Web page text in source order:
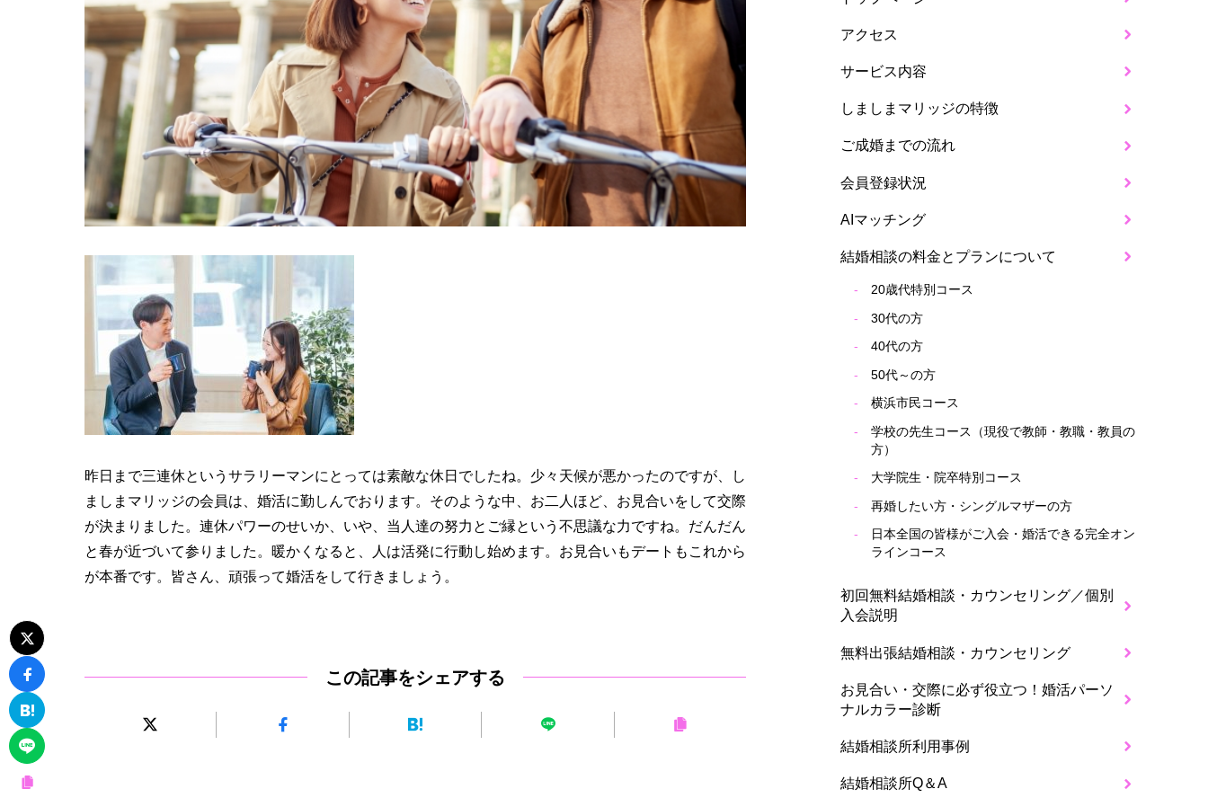
昨日まで三連休というサラリーマンにとっては素敵な休日でしたね。少々天候が悪かったのですが、し
ましまマリッジの会員は、婚活に勤しんでおります。そのような中、お二人ほど、お見合いをして交際
が決まりました。連休パワーのせいか、いや、当人達の努力とご縁という不思議な力ですね。だんだん
と春が近づいて参りました。暖かくなると、人は活発に行動し始めます。お見合いもデートもこれから
が本番です。皆さん、頑張って婚活をして行きましょう。
この記事をシェアする
アクセス
サービス内容
しましまマリッジの特徴
ご成婚までの流れ
会員登録状況
AIマッチング
結婚相談の料金とプランについて
20歳代特別コース
30代の方
40代の方
50代～の方
横浜市民コース
学校の先生コース（現役で教師・教職・教員の
方）
大学院生・院卒特別コース
再婚したい方・シングルマザーの方
日本全国の皆様がご入会・婚活できる完全オン
ラインコース
初回無料結婚相談・カウンセリング／個別
入会説明
無料出張結婚相談・カウンセリング
お見合い・交際に必ず役立つ！婚活パーソ
ナルカラー診断
結婚相談所利用事例
結婚相談所Q＆A